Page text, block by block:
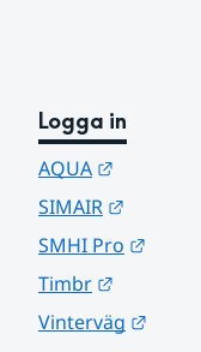
Logga in
AQUA
SIMAIR
SMHI Pro
Timbr
Vinterväg